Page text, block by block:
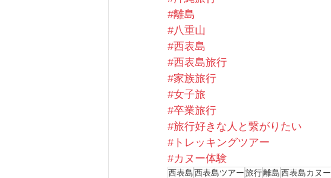
#離島
#八重山
#西表島
#西表島旅行
#家族旅行
#女子旅
#卒業旅行
#旅行好きな人と繋がりたい
#トレッキングツアー
#カヌー体験
西表島西表島ツアー旅行離島西表島カヌー